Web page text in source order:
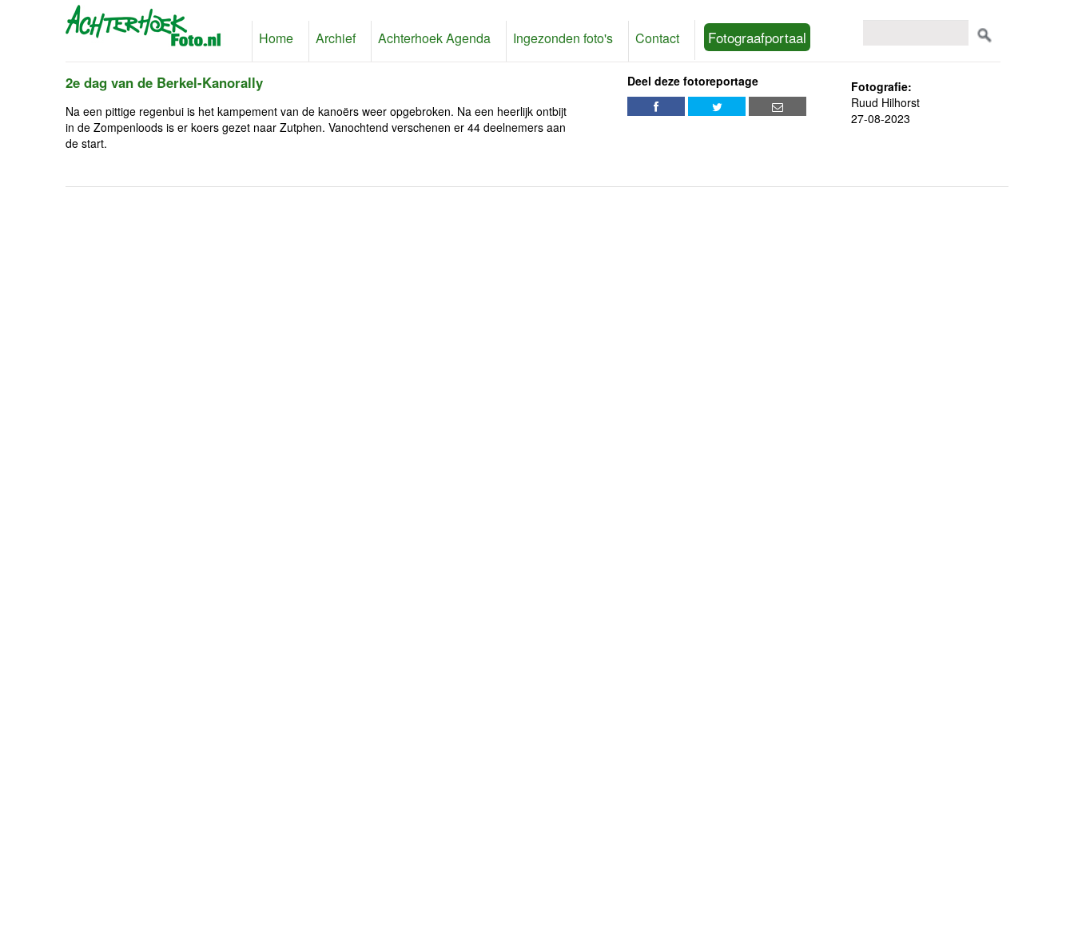
Home Archief Achterhoek Agenda Ingezonden foto's Contact Fotograafportaal
2e dag van de Berkel-Kanorally
Na een pittige regenbui is het kampement van de kanoërs weer opgebroken. Na een heerlijk ontbijt
in de Zompenloods is er koers gezet naar Zutphen. Vanochtend verschenen er 44 deelnemers aan
de start.
Deel deze fotoreportage
Fotografie:
Ruud Hilhorst
27-08-2023